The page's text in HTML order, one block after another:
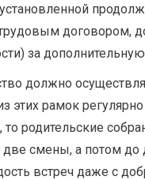
договором,
за дополнительную
должно
этих рамок
родительские
две смены, а потом
встреч даже с